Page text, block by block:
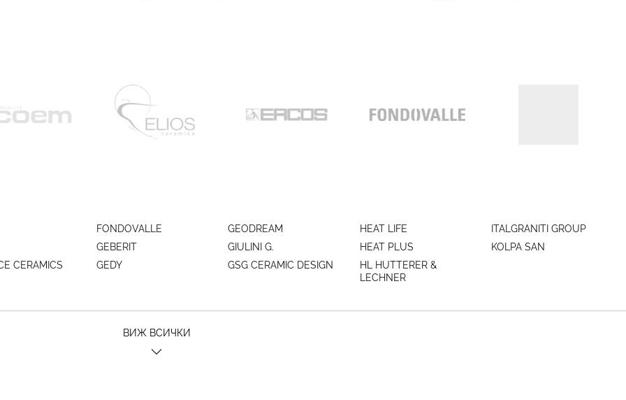
CERAMICS
FONDOVALLE
GEBERIT
GEDY
GEODREAM
GIULINI G.
GSG CERAMIC DESIGN
HEAT LIFE
HEAT PLUS
HL HUTTERER &
LECHNER
ITALGRANITI GROUP
KOLPA SAN
ВИЖ ВСИЧКИ